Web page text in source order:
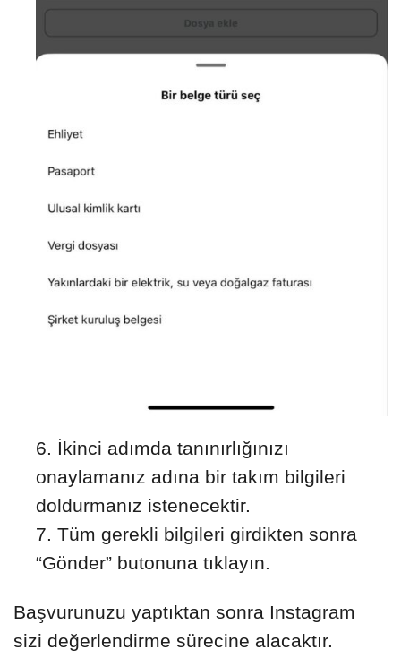
İkinci adımda tanınırlığınızı
onaylamanız adına bir takım bilgileri
doldurmanız istenecektir.
Tüm gerekli bilgileri girdikten sonra
“Gönder” butonuna tıklayın.
Başvurunuzu yaptıktan sonra Instagram
sizi değerlendirme sürecine alacaktır.